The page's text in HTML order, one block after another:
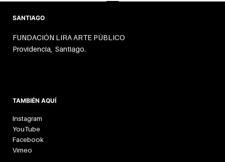
SANTIAGO
FUNDACIÓN LIRA ARTE PÚBLICO
Providencia, Santiago.
TAMBIÉN AQUÍ
Instagram
YouTube
Facebook
Vimeo